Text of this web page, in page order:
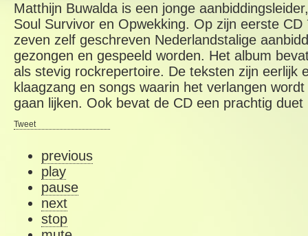
Matthijn Buwalda is een jonge
Soul Survivor en Opwekking. Op zijn eerste CD
zeven zelf geschreven Nederlandstalige
gezongen en gespeeld worden. Het album
als stevig rockrepertoire. De teksten zijn eerlijk
klaagzang en songs waarin het verlangen
gaan lijken. Ook bevat de CD een prachtig
Tweet
previous
play
pause
next
stop